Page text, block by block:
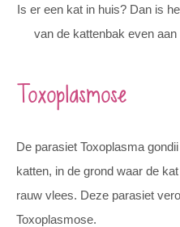
Is er een kat in huis? Dan is
van de kattenbak even
Toxoplasmose
De parasiet Toxoplasma
katten, in de grond waar de
rauw vlees. Deze parasiet
Toxoplasmose.